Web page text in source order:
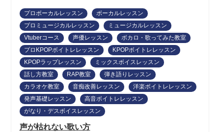
プロボーカルレッスン
ボーカルレッスン
プロミュージカルレッスン
ミュージカルレッスン
Vtuberコース
声優レッスン
ボカロ・歌ってみた教室
プロKPOPボイトレレッスン
KPOPボイトレレッスン
KPOPラップレッスン
ミックスボイスレッスン
話し方教室
RAP教室
弾き語りレッスン
カラオケ教室
音痴改善レッスン
洋楽ボイトレレッスン
発声基礎レッスン
高音ボイトレレッスン
がなり・デスボイスレッスン
声が枯れない歌い方